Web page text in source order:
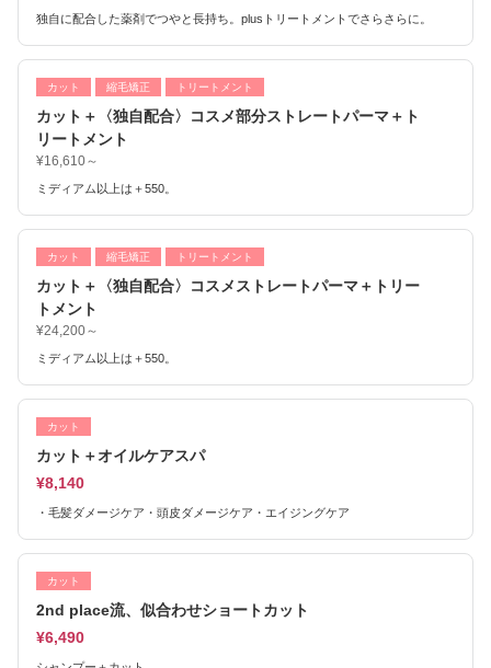
独自に配合した薬剤でつやと長持ち。plusトリートメントでさらさらに。
カット 縮毛矯正 トリートメント
カット＋〈独自配合〉コスメ部分ストレートパーマ＋ト
リートメント
¥16,610～
ミディアム以上は＋550。
カット 縮毛矯正 トリートメント
カット＋〈独自配合〉コスメストレートパーマ＋トリー
トメント
¥24,200～
ミディアム以上は＋550。
カット
カット＋オイルケアスパ
¥8,140
・毛髪ダメージケア・頭皮ダメージケア・エイジングケア
カット
2nd place流、似合わせショートカット
¥6,490